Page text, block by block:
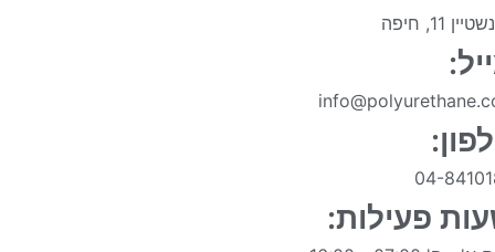
11, חיפה
04-
פעילות: